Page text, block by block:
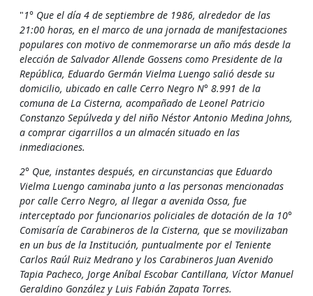
"1° Que el día 4 de septiembre de 1986, alrededor de las
21:00 horas, en el marco de una jornada de manifestaciones
populares con motivo de conmemorarse un año más desde la
elección de Salvador Allende Gossens como Presidente de la
República, Eduardo Germán Vielma Luengo salió desde su
domicilio, ubicado en calle Cerro Negro N° 8.991 de la
comuna de La Cisterna, acompañado de Leonel Patricio
Constanzo Sepúlveda y del niño Néstor Antonio Medina Johns,
a comprar cigarrillos a un almacén situado en las
inmediaciones.
2° Que, instantes después, en circunstancias que Eduardo
Vielma Luengo caminaba junto a las personas mencionadas
por calle Cerro Negro, al llegar a avenida Ossa, fue
interceptado por funcionarios policiales de dotación de la 10°
Comisaría de Carabineros de la Cisterna, que se movilizaban
en un bus de la Institución, puntualmente por el Teniente
Carlos Raúl Ruiz Medrano y los Carabineros Juan Avenido
Tapia Pacheco, Jorge Aníbal Escobar Cantillana, Víctor Manuel
Geraldino González y Luis Fabián Zapata Torres.